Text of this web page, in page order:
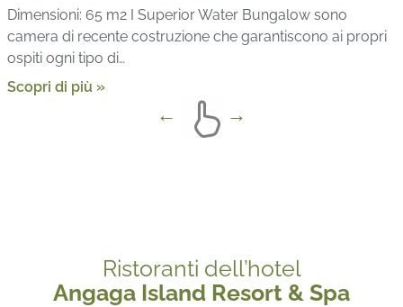
Dimensioni: 65 m2 I Superior Water Bungalow sono
camera di recente costruzione che garantiscono ai propri
ospiti ogni tipo di…
Scopri di più »
Ristoranti dell’hotel
Angaga Island Resort & Spa